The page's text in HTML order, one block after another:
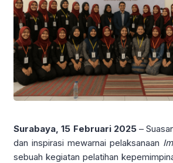
Surabaya, 15 Februari 2025–
dan inspirasi mewarnai pelaksanaan
sebuah kegiatan pelatihan